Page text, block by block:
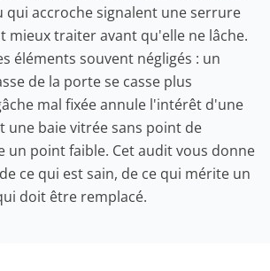
qui accroche signalent une serrure
mieux traiter avant qu'elle ne lâche.
éléments souvent négligés : un
de la porte se casse plus
mal fixée annule l'intérêt d'une
une baie vitrée sans point de
un point faible. Cet audit vous donne
ce qui est sain, de ce qui mérite un
doit être remplacé.